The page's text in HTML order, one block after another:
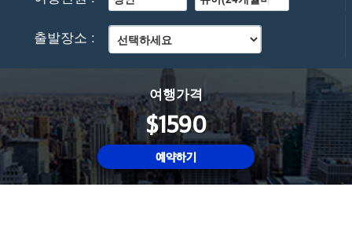
출발장소 :
여행가격
$1590
예약하기